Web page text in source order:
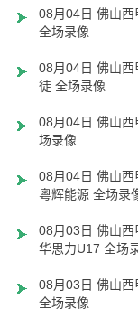
08月04日 佛山西
全场录像
08月04日 佛山西
徒 全场录像
08月04日 佛山
场录像
08月04日 佛山西
粵辉能源 全场录
08月03日 佛山西
华思力U17 全场
08月03日 佛山西
全场录像